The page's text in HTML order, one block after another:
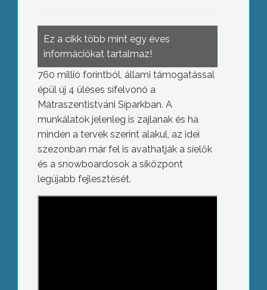
Ez a cikk több mint egy éves
információkat tartalmaz!
760 millió forintból, állami támogatással
épül új 4 üléses sífelvonó a
Mátraszentistváni Síparkban. A
munkálatok jelenleg is zajlanak és ha
minden a tervek szerint alakul, az idei
szezonban már fel is avathatják a síelők
és a snowboardosok a síközpont
legújabb fejlesztését.